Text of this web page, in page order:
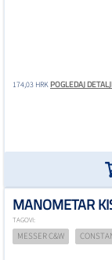
174,03 HRKPOGLEDAJ
MANOMETAR
TAGOVI:
MESSER C&W